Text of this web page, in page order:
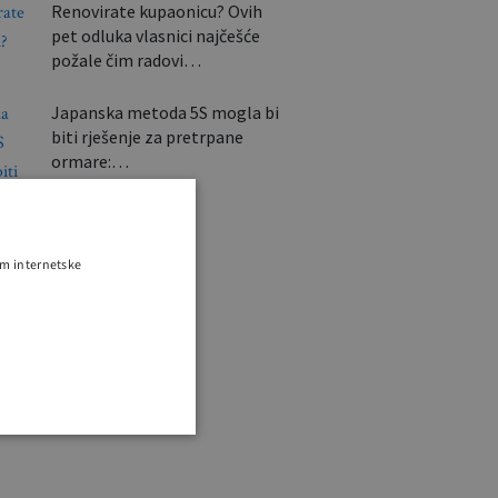
Renovirate kupaonicu? Ovih
pet odluka vlasnici najčešće
požale čim radovi…
Japanska metoda 5S mogla bi
biti rješenje za pretrpane
ormare:…
internetske